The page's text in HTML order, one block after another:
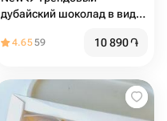
дубайский шоколад в виде
4.6559 10 890֏